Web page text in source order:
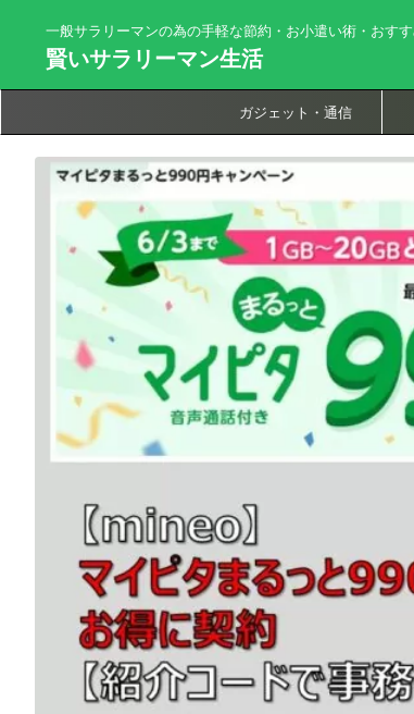
一般サラリーマンの為の手軽な節約・お小遣い術・おす
賢いサラリーマン生活
ガジェット・通信